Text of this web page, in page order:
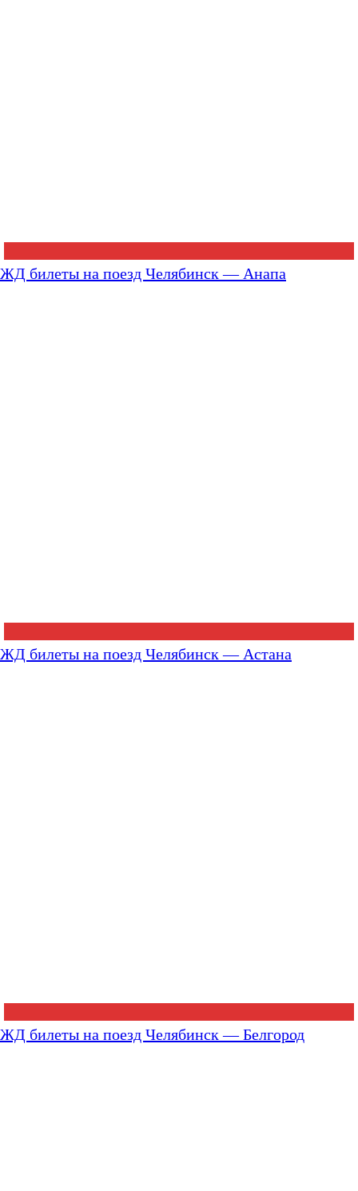
ЖД билеты на поезд Челябинск — Анапа
ЖД билеты на поезд Челябинск — Астана
ЖД билеты на поезд Челябинск — Белгород